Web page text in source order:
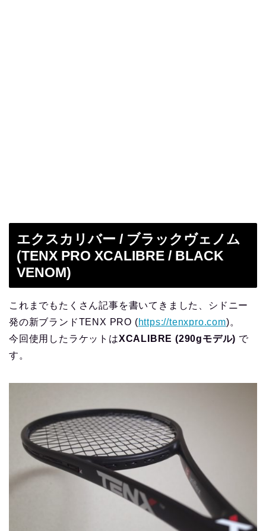
エクスカリバー / ブラックヴェノム
(TENX PRO XCALIBRE / BLACK
VENOM)
これまでもたくさん記事を書いてきました、シドニー
発の新ブランドTENX PRO (https://tenxpro.com)。
今回使用したラケットはXCALIBRE (290gモデル) で
す。